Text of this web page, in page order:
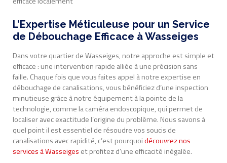
L’Expertise Méticuleuse pour un Service
de Débouchage Efficace à Wasseiges
Dans votre quartier de Wasseiges, notre approche est simple et
efficace : une intervention rapide alliée à une précision sans
faille. Chaque fois que vous faites appel à notre expertise en
débouchage de canalisations, vous bénéficiez d’une inspection
minutieuse grâce à notre équipement à la pointe de la
technologie, comme la caméra endoscopique, qui permet de
localiser avec exactitude l’origine du problème. Nous savons à
quel point il est essentiel de résoudre vos soucis de
canalisations avec rapidité, c’est pourquoidécouvrez nos
services à Wasseiges et profitez d’une efficacité inégalée.